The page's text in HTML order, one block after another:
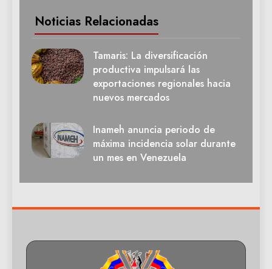
Noticias Relacionadas
Tamaris: La diversificación
productiva impulsará las
exportaciones regionales hacia
nuevos mercados
Inameh anuncia periodo de
máxima incidencia solar durante
un mes en Venezuela